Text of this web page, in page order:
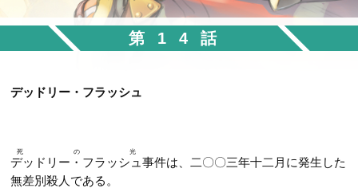
第7話
第8話
第12話
第28話
第29話
第33話
第46話
第47話
第49話
第58話
第59話
第63話
第14話
デッドリー・フラッシュ
デッドリー・フラッシュ
死の光
事件は、二〇〇三年十二月に発生した
無差別殺人である。